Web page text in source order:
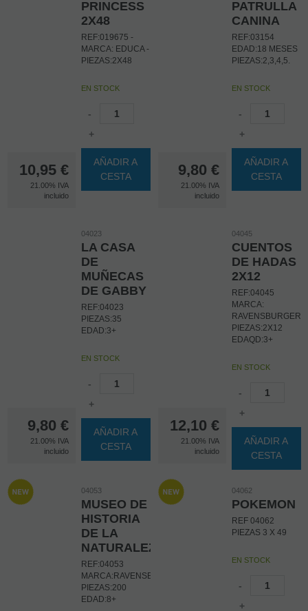
10,95 €
21.00% IVA
incluido
PRINCESS
2X48
REF:019675 -
MARCA: EDUCA -
PIEZAS:2X48
EN STOCK
-
+
AÑADIR A
CESTA
9,80 €
21.00% IVA
incluido
PATRULLA
CANINA
REF:03154
EDAD:18 MESES
PIEZAS:2,3,4,5.
EN STOCK
-
+
AÑADIR A
CESTA
9,80 €
21.00% IVA
incluido
04023
LA CASA
DE
MUÑECAS
DE GABBY
REF:04023
PIEZAS:35
EDAD:3+
EN STOCK
-
+
AÑADIR A
CESTA
12,10 €
21.00% IVA
incluido
04045
CUENTOS
DE HADAS
2X12
REF:04045
MARCA:
RAVENSBURGER
PIEZAS:2X12
EDAQD:3+
EN STOCK
-
+
AÑADIR A
CESTA
04053
MUSEO DE
HISTORIA
DE LA
NATURALEZA
REF:04053
MARCA:RAVENSBURGER
PIEZAS:200
EDAD:8+
04062
POKEMON
REF 04062
PIEZAS 3 X 49
EN STOCK
-
+